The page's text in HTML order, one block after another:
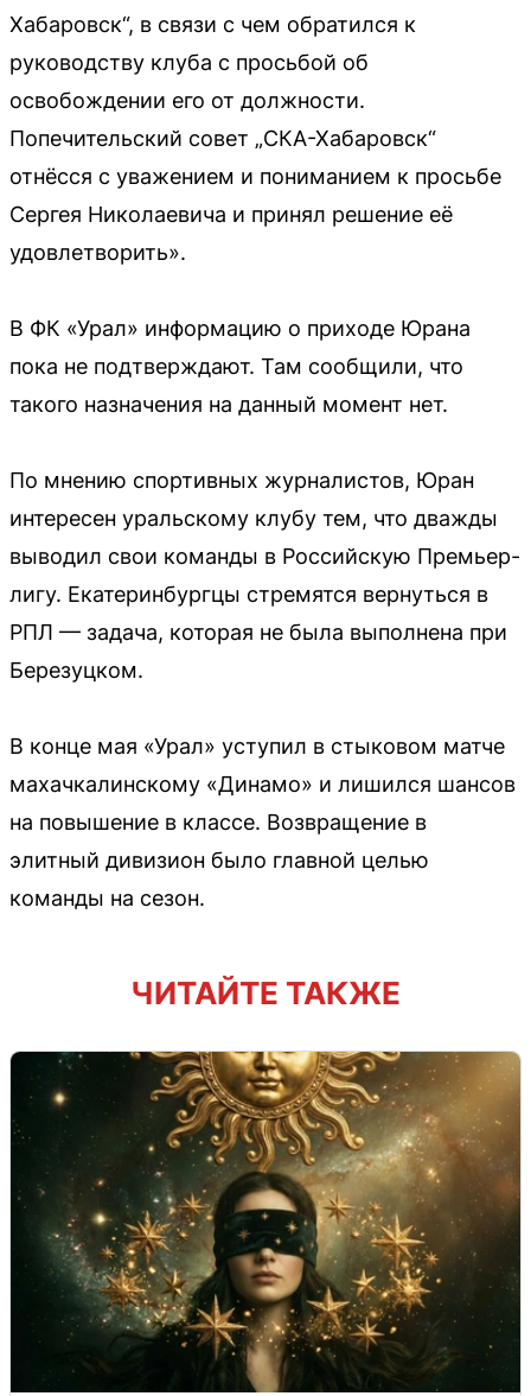
Хабаровск“, в связи с чем обратился к
руководству клуба с просьбой об
освобождении его от должности.
Попечительский совет „СКА-Хабаровск“
отнёсся с уважением и пониманием к просьбе
Сергея Николаевича и принял решение её
удовлетворить».
В ФК «Урал» информацию о приходе Юрана
пока не подтверждают. Там сообщили, что
такого назначения на данный момент нет.
По мнению спортивных журналистов, Юран
интересен уральскому клубу тем, что дважды
выводил свои команды в Российскую Премьер-
лигу. Екатеринбургцы стремятся вернуться в
РПЛ — задача, которая не была выполнена при
Березуцком.
В конце мая «Урал» уступил в стыковом матче
махачкалинскому «Динамо» и лишился шансов
на повышение в классе. Возвращение в
элитный дивизион было главной целью
команды на сезон.
ЧИТАЙТЕ ТАКЖЕ